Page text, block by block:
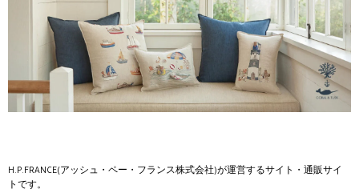
H.P.FRANCE(アッシュ・ペー・フランス株式会社)が運営するサイト・通販サイ
トです。